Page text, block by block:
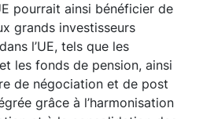
pourrait ainsi bénéficier de
grands investisseurs
l’UE, tels que les
les fonds de pension, ainsi
de négociation et de post
grâce à l’harmonisation